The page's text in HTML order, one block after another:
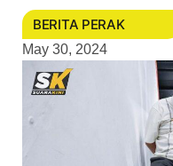
BERITA PERAK
May 30, 2024